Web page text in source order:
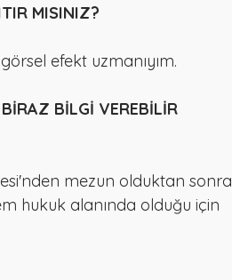
MISINIZ?
efekt uzmanıyım.
BİLGİ VEREBİLİR
mezun olduktan sonra
hukuk alanında olduğu için